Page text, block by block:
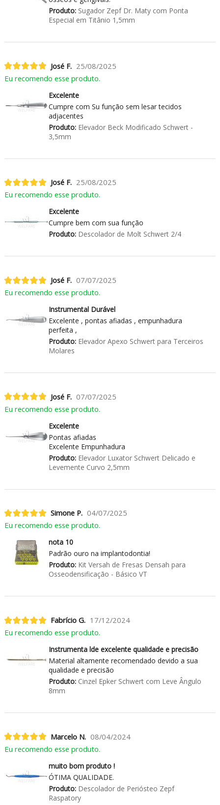
Produto:Sugador Zepf Dr. Maty com Ponta
Especial em Titânio 1,5mm
José F. 25/08/2025
Eu recomendo esse produto.
Excelente
Cumpre com Su função sem lesar tecidos
adjacentes
Produto:Elevador Beck Modificado Schwert -
3,5mm
José F. 25/08/2025
Eu recomendo esse produto.
Excelente
Cumpre bem com sua função
Produto:Descolador de Molt Schwert 2/4
José F. 07/07/2025
Eu recomendo esse produto.
Instrumental Durável
Excelente , pontas afiadas , empunhadura
perfeita ,
Produto:Elevador Apexo Schwert para Terceiros
Molares
José F. 07/07/2025
Eu recomendo esse produto.
Excelente
Pontas afiadas
Excelente Empunhadura
Produto:Elevador Luxator Schwert Delicado e
Levemente Curvo 2,5mm
Simone P. 04/07/2025
Eu recomendo esse produto.
nota 10
Padrão ouro na implantodontia!
Produto:Kit Versah de Fresas Densah para
Osseodensificação - Básico VT
Fabrício G. 17/12/2024
Eu recomendo esse produto.
Instrumenta lde excelente qualidade e precisão
Material altamente recomendado devido a sua
qualidade e precisão
Produto:Cinzel Epker Schwert com Leve Ângulo
8mm
Marcelo N. 08/04/2024
Eu recomendo esse produto.
muito bom produto !
ÓTIMA QUALIDADE.
Produto:Descolador de Periósteo Zepf
Raspatory